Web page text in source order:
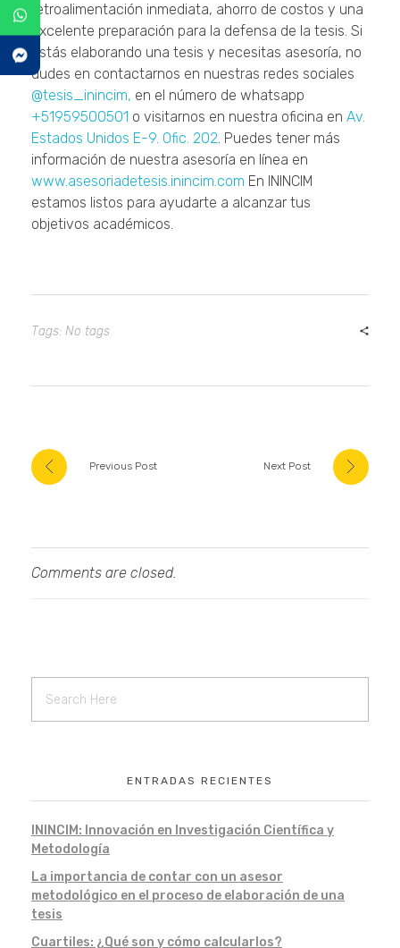
retroalimentación inmediata, ahorro de costos y una
excelente preparación para la defensa de la tesis. Si
estás elaborando una tesis y necesitas asesoría, no
dudes en contactarnos en nuestras redes sociales
@tesis_inincim, en el número de whatsapp
+51959500501 o visitarnos en nuestra oficina en Av.
Estados Unidos E-9. Ofic. 202. Puedes tener más
información de nuestra asesoría en línea en
www.asesoriadetesis.inincim.com En ININCIM
estamos listos para ayudarte a alcanzar tus
objetivos académicos.
Tags: No tags
Previous Post Next Post
Comments are closed.
ENTRADAS RECIENTES
ININCIM: Innovación en Investigación Científica y
Metodología
La importancia de contar con un asesor
metodológico en el proceso de elaboración de una
tesis
Cuartiles: ¿Qué son y cómo calcularlos?